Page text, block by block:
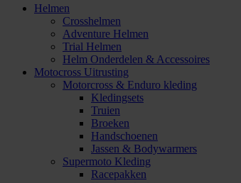
Helmen
Crosshelmen
Adventure Helmen
Trial Helmen
Helm Onderdelen & Accessoires
Motocross Uitrusting
Motorcross & Enduro kleding
Kledingsets
Truien
Broeken
Handschoenen
Jassen & Bodywarmers
Supermoto Kleding
Racepakken